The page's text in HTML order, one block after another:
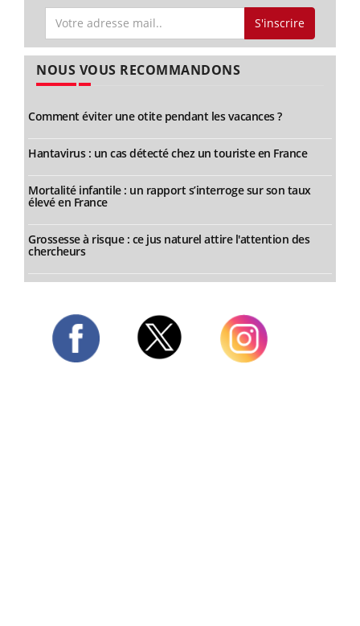
S'inscrire
NOUS VOUS RECOMMANDONS
Comment éviter une otite pendant les vacances ?
Hantavirus : un cas détecté chez un touriste en France
Mortalité infantile : un rapport s’interroge sur son taux
élevé en France
Grossesse à risque : ce jus naturel attire l'attention des
chercheurs